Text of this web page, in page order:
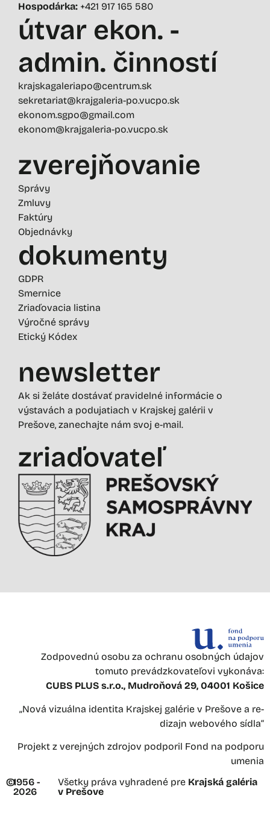
Hospodárka: +421 917 165 580
útvar ekon. -
admin. činností
krajskagaleriapo@centrum.sk
sekretariat@krajgaleria-po.vucpo.sk
ekonom.sgpo@gmail.com
ekonom@krajgaleria-po.vucpo.sk
zverejňovanie
Správy
Zmluvy
Faktúry
Objednávky
dokumenty
GDPR
Smernice
Zriaďovacia listina
Výročné správy
Etický Kódex
newsletter
Ak si želáte dostávať pravidelné informácie o
výstavách a podujatiach v Krajskej galérii v
Prešove, zanechajte nám svoj e-mail.
zriaďovateľ
Zodpovednú osobu za ochranu osobných údajov
tomuto prevádzkovateľovi vykonáva:
CUBS PLUS s.r.o., Mudroňová 29, 04001 Košice
„Nová vizuálna identita Krajskej galérie v Prešove a re-
dizajn webového sídla“
Projekt z verejných zdrojov podporil Fond na podporu
umenia
©1956 -
2026
Všetky práva vyhradené pre Krajská galéria
v Prešove